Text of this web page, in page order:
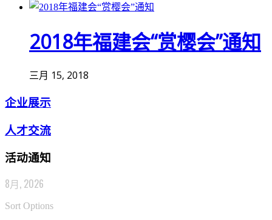
2018年福建会“赏樱会”通知
三月 15, 2018
企业展示
人才交流
活动通知
8月, 2026
Sort Options